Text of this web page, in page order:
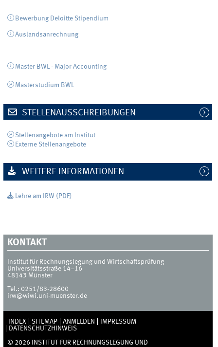
Bewerbung Deloitte Stipendium
Auslandsanrechnung
Master BWL - Major Accounting
Masterstudium BWL
STELLENAUSSCHREIBUNGEN
Stellenangebote am Institut
Externe Stellenangebote
WEITERE INFORMATIONEN
Lehre am IRW (PDF)
KONTAKT
Institut für Rechnungslegung und Wirtschaftsprüfung
Universitätsstraße 14–16
48143 Münster
Tel.: 0251/83-28600
irw@wiwi.uni-muenster.de
INDEX SITEMAP ANMELDEN
IMPRESSUM
DATENSCHUTZHINWEIS
© 2026 INSTITUT FÜR RECHNUNGSLEGUNG UND